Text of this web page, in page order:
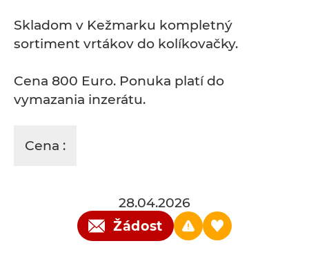
Skladom v Kežmarku kompletný
sortiment vrtákov do kolíkovačky.
Cena 800 Euro. Ponuka platí do
vymazania inzerátu.
Cena :
28.04.2026
Žádost